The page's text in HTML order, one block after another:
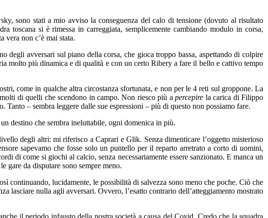
sono stati a mio avviso la conseguenza del calo di tensione (dovuto al risultato
si è rimessa in carreggiata, semplicemente cambiando modulo in corsa,
vera non c’è mai stata.
degli avversari sul piano della corsa, che gioca troppo bassa, aspettando di colpire
molto più dinamica e di qualità e con un certo Ribery a fare il bello e cattivo tempo
come in qualche altra circostanza sfortunata, e non per le 4 reti sul groppone. La
di quelli che scendono in campo. Non riesco più apercepire la carica di Filippo
– sembra leggere dalle sue espressioni – più di questo non possiamo fare.
destino che sembra ineluttabile, ogni domenica in più.
degli altri: mi riferisco a Caprari e Glik. Senza dimenticare l’oggetto misterioso
sapevamo che fosse solo un puntello per il reparto arretrato a corto di uomini,
di come si giochi al calcio, senza necessariamente essere sanzionato. E manca un
gare da disputare sono sempre meno.
continuando, lucidamente, le possibilità di salvezza sono meno che poche. Ciò che
lasciare nulla agli avversari. Ovvero, l’esatto contrario dell’atteggiamento mostrato